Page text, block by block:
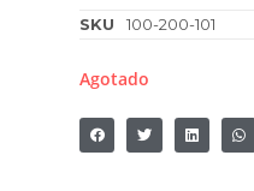
SKU 100-200-101
Agotado